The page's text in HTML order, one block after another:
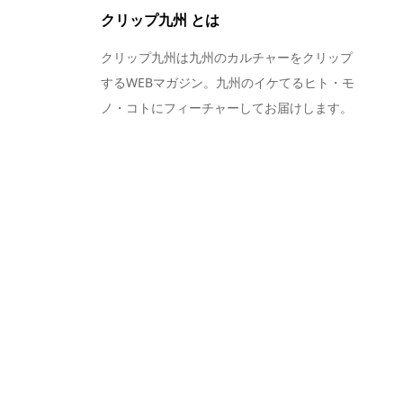
クリップ九州 とは
クリップ九州は九州のカルチャーをクリップ
するWEBマガジン。九州のイケてるヒト・モ
ノ・コトにフィーチャーしてお届けします。